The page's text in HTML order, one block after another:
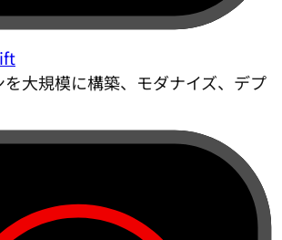
大規模に構築、モダナイズ、デプ